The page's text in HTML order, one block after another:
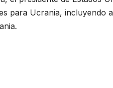
para Ucrania, incluyendo